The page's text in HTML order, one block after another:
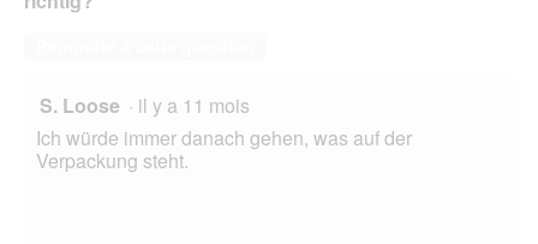
S. Loose · il y a 11 mois
Ich würde immer danach gehen, was auf der
Verpackung steht.